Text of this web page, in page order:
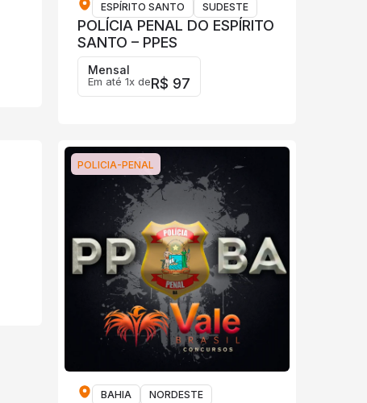
ESPÍRITO SANTO SUDESTE
POLÍCIA PENAL DO ESPÍRITO
SANTO – PPES
Mensal
Em até 1x deR$ 97
POLICIA-PENAL
BAHIA NORDESTE